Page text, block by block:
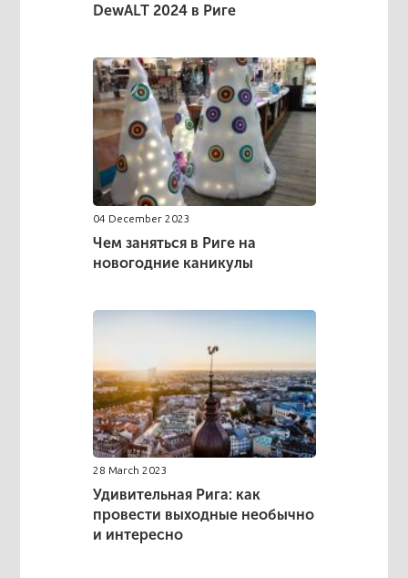
DewALT 2024 в Риге
04 December 2023
Чем заняться в Риге на
новогодние каникулы
28 March 2023
Удивительная Рига: как
провести выходные необычно
и интересно